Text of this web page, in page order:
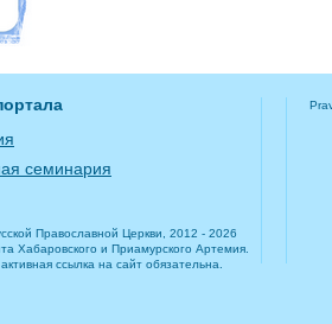
семинария
Православной Церкви, 2012 - 2026
Хабаровского и Приамурского Артемия.
ссылка на сайт обязательна.